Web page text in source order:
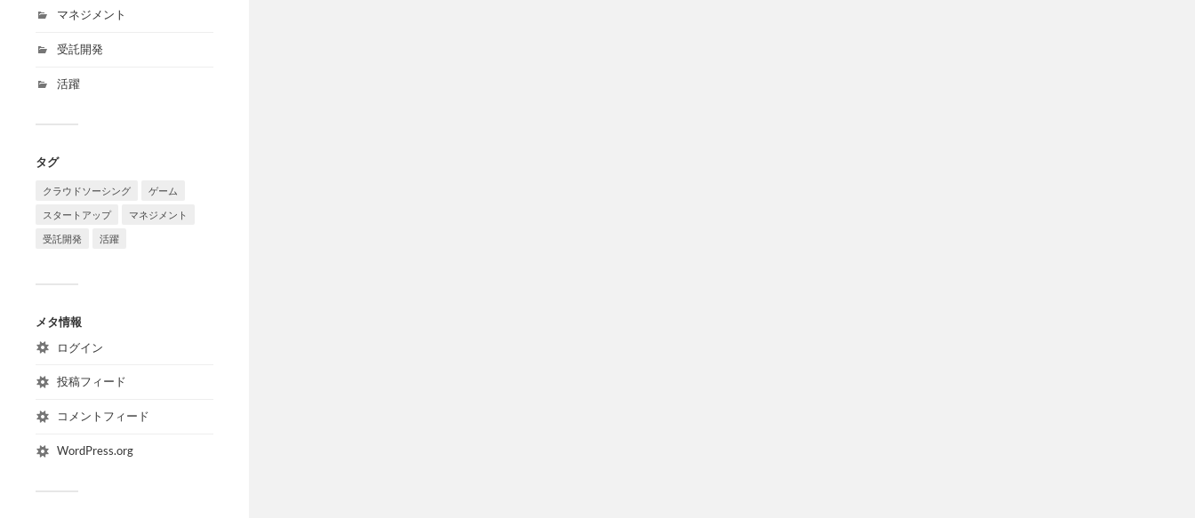
マネジメント
受託開発
活躍
タグ
クラウドソーシング ゲーム
スタートアップ マネジメント
受託開発 活躍
メタ情報
ログイン
投稿フィード
コメントフィード
WordPress.org